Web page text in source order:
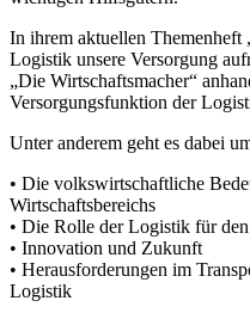
In ihrem aktuellen Themenheft
Logistik unsere Versorgung
„Die Wirtschaftsmacher“
Versorgungsfunktion der
Unter anderem geht es dabei
• Die volkswirtschaftliche
Wirtschaftsbereichs
• Die Rolle der Logistik für
• Innovation und Zukunft
• Herausforderungen im
Logistik